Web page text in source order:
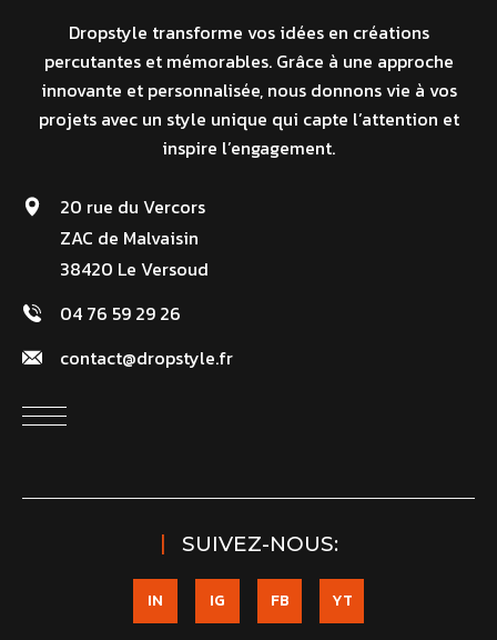
Dropstyle transforme vos idées en créations
percutantes et mémorables. Grâce à une approche
innovante et personnalisée, nous donnons vie à vos
projets avec un style unique qui capte l’attention et
inspire l’engagement.
20 rue du Vercors
ZAC de Malvaisin
38420 Le Versoud
04 76 59 29 26
contact@dropstyle.fr
SUIVEZ-NOUS:
IN IG FB YT